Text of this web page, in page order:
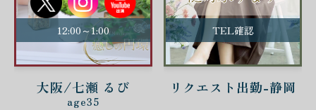
12:00～1:00
大阪/七瀬 るび
age35
TEL確認
リクエスト出勤-静岡